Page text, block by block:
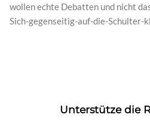
wollen echte Debatten und nicht
Sich-gegenseitig-auf-die-Schulter-
Unterstütze die